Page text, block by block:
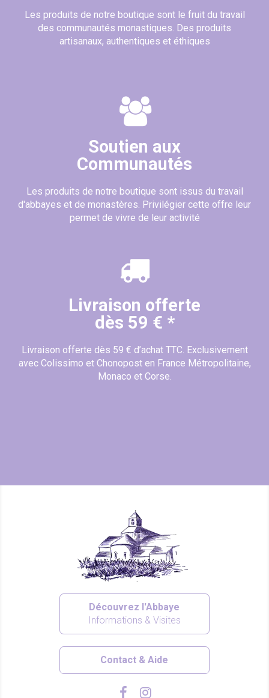
Les produits de notre boutique sont le fruit du travail
des communautés monastiques. Des produits
artisanaux, authentiques et éthiques
Soutien aux
Communautés
Les produits de notre boutique sont issus du travail
d'abbayes et de monastères. Privilégier cette offre leur
permet de vivre de leur activité
Livraison offerte
dès 59 € *
Livraison offerte dès 59 € d’achat TTC. Exclusivement
avec Colissimo et Chonopost en France Métropolitaine,
Monaco et Corse.
Découvrez l'Abbaye
Informations & Visites
Contact & Aide